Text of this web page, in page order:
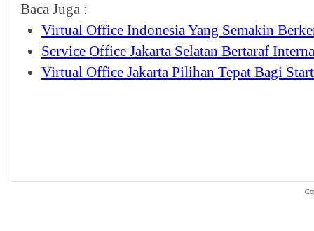
Baca Juga :
Virtual Office Indonesia Yang Semakin
Service Office Jakarta Selatan Bertaraf
Virtual Office Jakarta Pilihan Tepat Bagi